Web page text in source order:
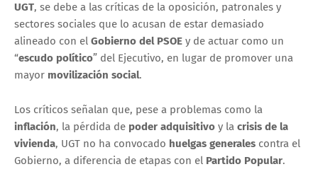
UGT, se debe a las críticas de la oposición, patronales y
sectores sociales que lo acusan de estar demasiado
alineado con el Gobierno del PSOE y de actuar como un
“escudo político” del Ejecutivo, en lugar de promover una
mayor movilización social.
Los críticos señalan que, pese a problemas como la
inflación, la pérdida de poder adquisitivo y la crisis de la
vivienda, UGT no ha convocado huelgas generales contra el
Gobierno, a diferencia de etapas con el Partido Popular.